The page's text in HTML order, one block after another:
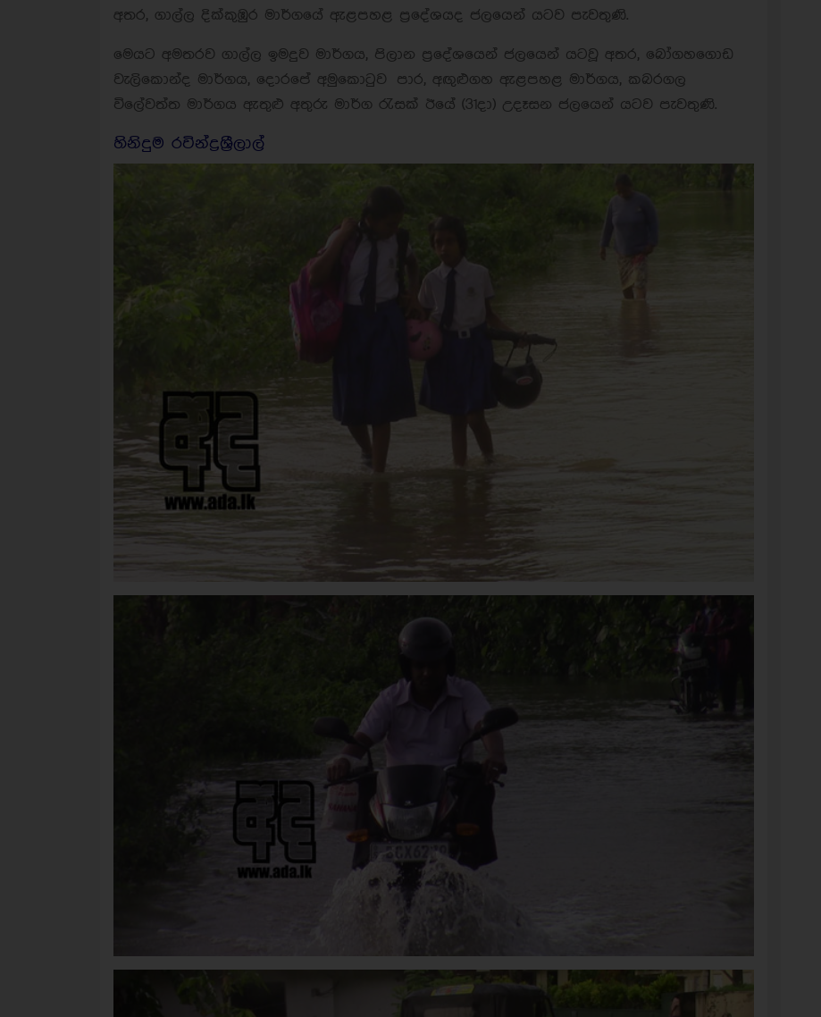
අතර, ගාල්ල දික්කුඹුර මාර්ගයේ ඇළපහළ ප්‍රදේශයද ජලයෙන් යටව පැවතුණි.
මෙයට අමතරව ගාල්ල ඉමදුව මාර්ගය, පිලාන ප්‍රදේශයෙන් ජලයෙන් යටවූ අතර, බෝගහගොඩ
වැලිකොන්ද මාර්ගය, දොරපේ අමුකොටුව පාර, අඟුළුගහ ඇළපහළ මාර්ගය, කබරගල
විලේවත්ත මාර්ගය ඇතුළු අතුරු මාර්ග රැසක් ඊයේ (31දා) උදෑසන ජලයෙන් යටව පැවතුණි.
හිනිදුම රවින්ද්‍රශ්‍රීලාල්